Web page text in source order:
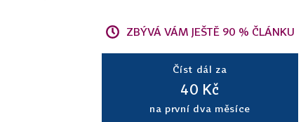
ZBÝVÁ VÁM JEŠTĚ 90 % ČLÁNKU
Číst dál za
40 Kč
na první dva měsíce